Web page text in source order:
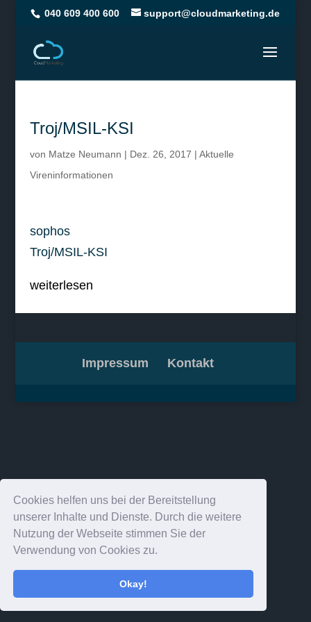
Cookies helfen uns bei der Bereitstellung
unserer Inhalte und Dienste. Durch die weitere
Nutzung der Webseite stimmen Sie der
Verwendung von Cookies zu.
Okay!
040 609 400 600 support@cloudmarketing.de
Troj/MSIL-KSI
von Matze Neumann | Dez. 26, 2017 | Aktuelle
Vireninformationen
sophos
Troj/MSIL-KSI
weiterlesen
Impressum Kontakt